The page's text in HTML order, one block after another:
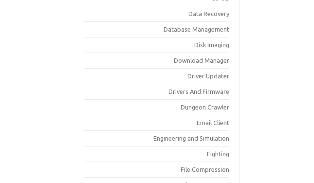
Data Recovery
Database Management
Disk Imaging
Download Manager
Driver Updater
Drivers And Firmware
Dungeon Crawler
Email Client
Engineering and Simulation
Fighting
File Compression